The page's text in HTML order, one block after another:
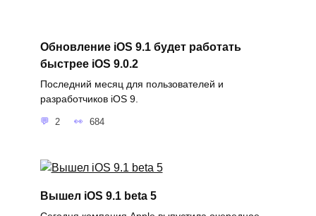
Обновление iOS 9.1 будет работать
быстрее iOS 9.0.2
Последний месяц для пользователей и
разработчиков iOS 9.
2 684
Вышел iOS 9.1 beta 5